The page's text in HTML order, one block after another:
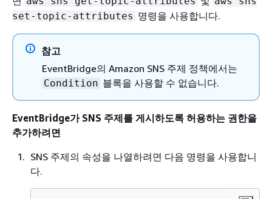
set-topic-attributes 명령을 사용합니다.
참고
EventBridge의 Amazon SNS 주제 정책에서는
Condition 블록을 사용할 수 없습니다.
EventBridge가 SNS 주제를 게시하도록 허용하는 권한을
추가하려면
SNS 주제의 속성을 나열하려면 다음 명령을 사용합니
다.